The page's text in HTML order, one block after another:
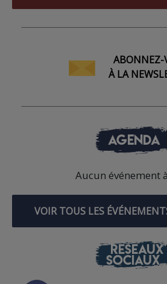
ABONNEZ-
À LA
AGENDA
Aucun événement
VOIR TOUS LES
RÉSEAUX
SOCIAUX